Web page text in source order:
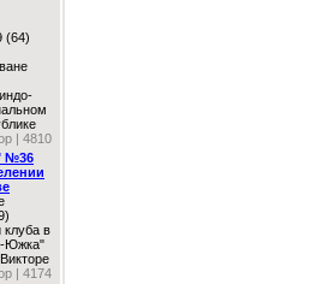
(64)
| 4810
№36
клуба в
Южка"
| 4174